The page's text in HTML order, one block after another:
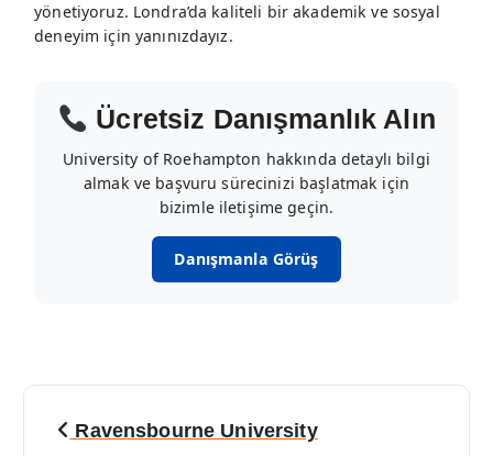
yönetiyoruz. Londra’da kaliteli bir akademik ve sosyal
deneyim için yanınızdayız.
Ücretsiz Danışmanlık Alın
University of Roehampton hakkında detaylı bilgi
almak ve başvuru sürecinizi başlatmak için
bizimle iletişime geçin.
Danışmanla Görüş
Ravensbourne University